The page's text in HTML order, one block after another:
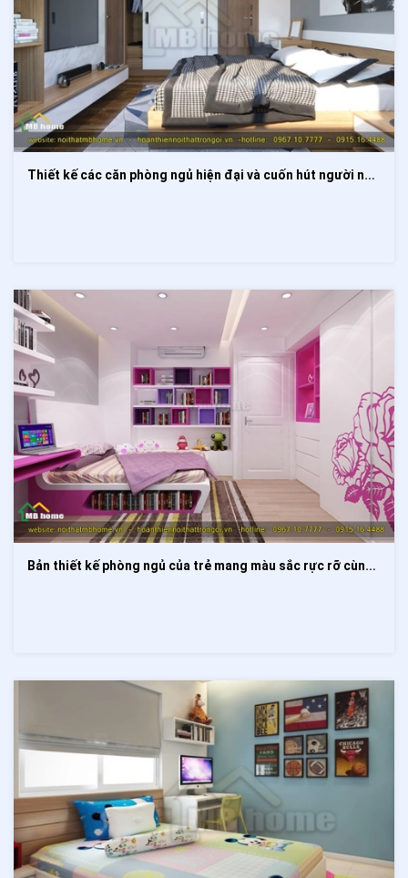
Thiết kế các căn phòng ngủ hiện đại và cuốn hút người nhìn
Bản thiết kế phòng ngủ của trẻ mang màu sắc rực rỡ cùng họa tiết bắt mắt